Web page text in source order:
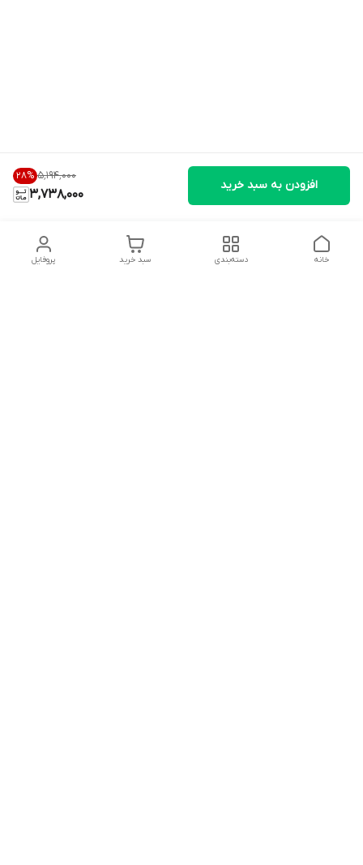
۵٬۱۹۴٬۰۰۰ 28%
3,738,000
افزودن به سبد خرید
پروفایل سبد خرید دسته‌بندی خانه